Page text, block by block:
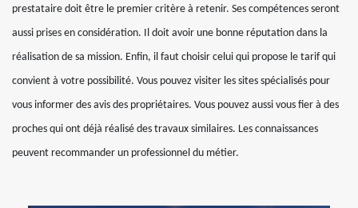
prestataire doit être le premier critère à retenir. Ses compétences seront
aussi prises en considération. Il doit avoir une bonne réputation dans la
réalisation de sa mission. Enfin, il faut choisir celui qui propose le tarif qui
convient à votre possibilité. Vous pouvez visiter les sites spécialisés pour
vous informer des avis des propriétaires. Vous pouvez aussi vous fier à des
proches qui ont déjà réalisé des travaux similaires. Les connaissances
peuvent recommander un professionnel du métier.